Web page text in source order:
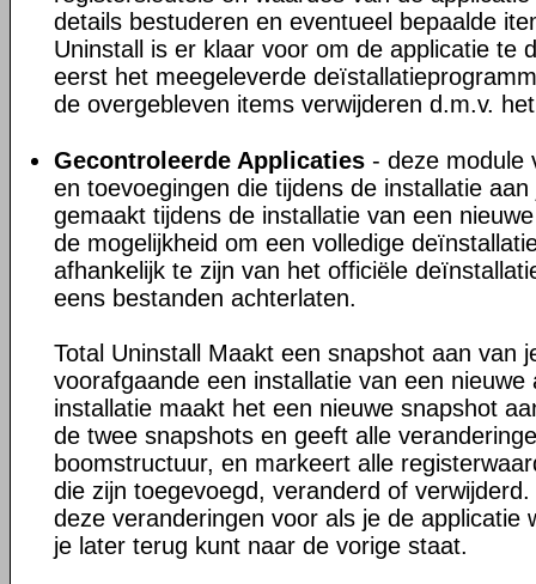
details bestuderen en eventueel bepaalde
Uninstall is er klaar voor om de applicatie te
eerst het meegeleverde
de overgebleven items verwijderen d.m.v.
Gecontroleerde Applicaties - deze module
en toevoegingen die tijdens de installatie
gemaakt tijdens de installatie van een
de mogelijkheid om een volledige
afhankelijk te zijn van het officiële
eens bestanden achterlaten.
Total Uninstall Maakt een snapshot aan van
voorafgaande een installatie van een nieuwe
installatie maakt het een nieuwe snapshot
de twee snapshots en geeft alle
boomstructuur, en markeert alle
die zijn toegevoegd, veranderd of
deze veranderingen voor als je de applicatie
je later terug kunt naar de vorige staat.